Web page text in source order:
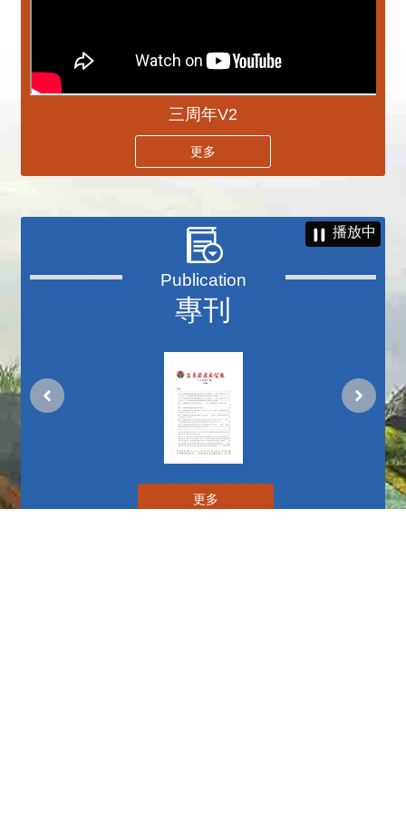
三周年V2
更多
專刊
播放中
更多